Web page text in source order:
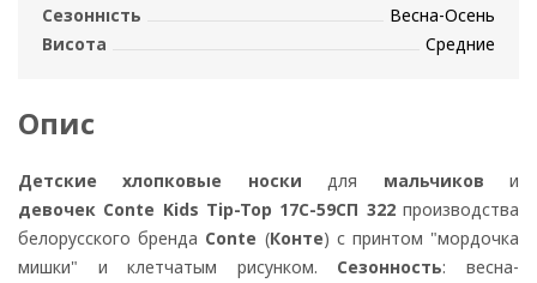
Сезонність
Весна-Осень
Висота
Средние
Опис
Детские хлопковые носки для мальчикови
девочек Conte Kids Tip-Top 17С-59СП 322производства
белорусского бренда Conte (Конте) с принтом "мордочка
мишки" и клетчатым рисунком. Сезонность: весна-